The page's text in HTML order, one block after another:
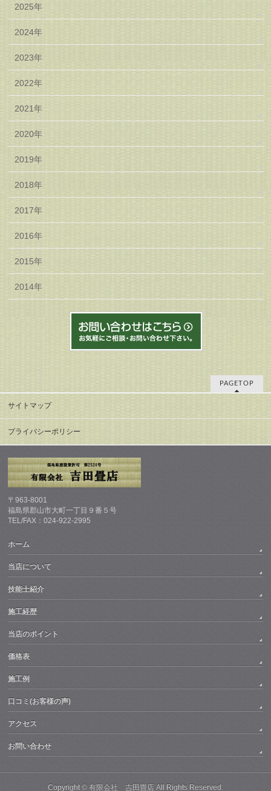
2025年
2024年
2023年
2022年
2021年
2020年
2019年
2018年
2017年
2016年
2015年
2014年
PAGETOP
サイトマップ
プライバシーポリシー
〒963-8001
福島県郡山市大町一丁目９番５号
TEL/FAX：024-922-2995
ホーム
当店について
技能士紹介
施工経歴
当店のポイント
価格表
施工例
口コミ(お客様の声)
アクセス
お問い合わせ
Copyright © 有限会社 吉田畳店All Rights Reserved.